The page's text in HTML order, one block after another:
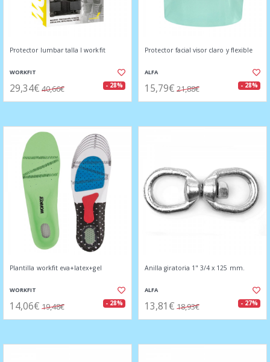
Protector lumbar talla l workfit
WORKFIT
29,34€ 40,66€ - 28%
Protector facial visor claro y flexible
ALFA
15,79€ 21,88€ - 28%
Plantilla workfit eva+latex+gel
WORKFIT
14,06€ 19,48€ - 28%
Anilla giratoria 1" 3/4 x 125 mm.
ALFA
13,81€ 18,93€ - 27%